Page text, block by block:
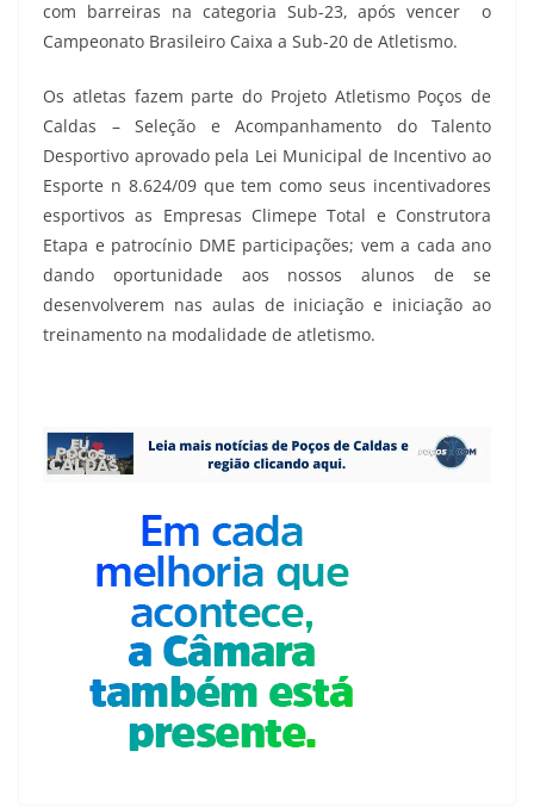
com barreiras na categoria Sub-23, após vencer o
Campeonato Brasileiro Caixa a Sub-20 de Atletismo.
Os atletas fazem parte do Projeto Atletismo Poços de
Caldas – Seleção e Acompanhamento do Talento
Desportivo aprovado pela Lei Municipal de Incentivo ao
Esporte n 8.624/09 que tem como seus incentivadores
esportivos as Empresas Climepe Total e Construtora
Etapa e patrocínio DME participações; vem a cada ano
dando oportunidade aos nossos alunos de se
desenvolverem nas aulas de iniciação e iniciação ao
treinamento na modalidade de atletismo.